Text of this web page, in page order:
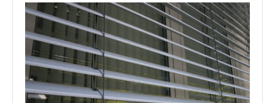
so
odlična
senčila
za
okna